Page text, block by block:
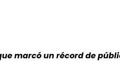
marcó un récord de